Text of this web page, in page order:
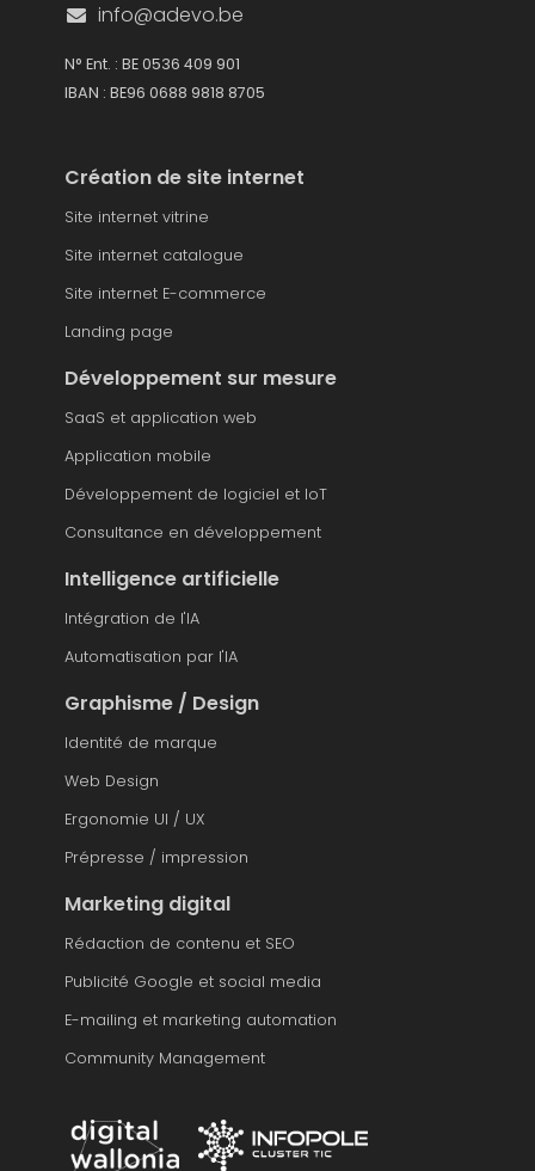
info@adevo.be
N° Ent. : BE 0536 409 901
IBAN : BE96 0688 9818 8705
Création de site internet
Site internet vitrine
Site internet catalogue
Site internet E-commerce
Landing page
Développement sur mesure
SaaS et application web
Application mobile
Développement de logiciel et IoT
Consultance en développement
Intelligence artificielle
Intégration de l'IA
Automatisation par l'IA
Graphisme / Design
Identité de marque
Web Design
Ergonomie UI / UX
Prépresse / impression
Marketing digital
Rédaction de contenu et SEO
Publicité Google et social media
E-mailing et marketing automation
Community Management